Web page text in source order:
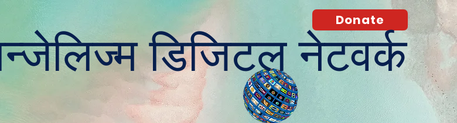
Donate
डिजिटल नेटवर्क